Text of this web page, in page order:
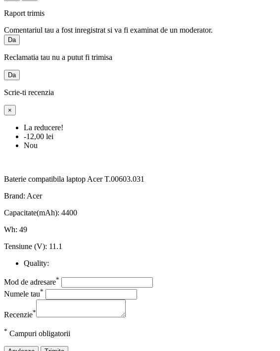
Raport trimis
Comentariul tau a fost inregistrat si va fi examinat de un moderator.
Da
Reclamatia tau nu a putut fi trimisa
Da
Scrie-ti recenzia
×
La reducere!
-12,00 lei
Nou
Baterie compatibila laptop Acer T.00603.031
Brand: Acer
Capacitate(mAh): 4400
Wh: 49
Tensiune (V): 11.1
Quality:
Mod de adresare*
Numele tau*
Recenzie*
* Campuri obligatorii